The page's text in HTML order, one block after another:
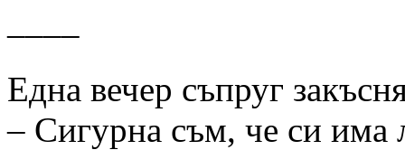
––––
Една вечер съпруг
– Сигурна съм, че си има